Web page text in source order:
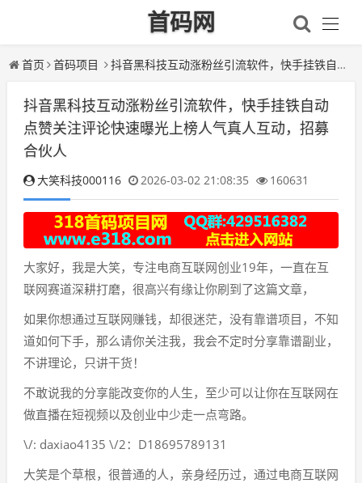
首码网
首页 首码项目 抖音黑科技互动涨粉丝引流软件，快手挂铁自动点赞关注评论快速曝光上榜人气真人互动，招募合伙人
抖音黑科技互动涨粉丝引流软件，快手挂铁自动
点赞关注评论快速曝光上榜人气真人互动，招募
合伙人
大笑科技000116 2026-03-02 21:08:35 160631
大家好，我是大笑，专注电商互联网创业19年，一直在互
联网赛道深耕打磨，很高兴有缘让你刷到了这篇文章，
如果你想通过互联网赚钱，却很迷茫，没有靠谱项目，不知
道如何下手，那么请你关注我，我会不定时分享靠谱副业，
不讲理论，只讲干货！
不敢说我的分享能改变你的人生，至少可以让你在互联网在
做直播在短视频以及创业中少走一点弯路。
\/: daxiao4135 \/2：D18695789131
大笑是个草根，很普通的人，亲身经历过，通过电商互联网